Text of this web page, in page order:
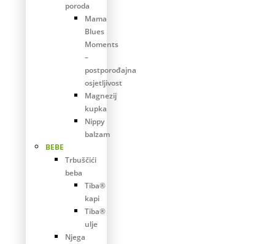
poroda
Mama
Blues
Moments
–
postporođajna
osjetljivost
Magnezij
kupka
Nippy
balzam
BEBE
Trbuščići
beba
Tiba®
kapi
Tiba®
ulje
Njega